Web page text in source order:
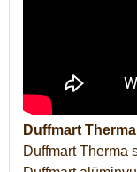
Duffmart
Duffmart Therma